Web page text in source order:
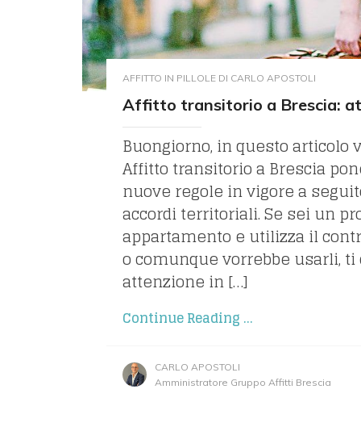
AFFITTO IN PILLOLE DI CARLO APOSTOLI
Affitto transitorio a Brescia:
Buongiorno, in questo articolo
Affitto transitorio a Brescia
nuove regole in vigore a
accordi territoriali. Se sei un
appartamento e utilizza il
o comunque vorrebbe usarli,
attenzione in […]
Continue Reading ...
CARLO APOSTOLI
Amministratore Gruppo Affitti Brescia